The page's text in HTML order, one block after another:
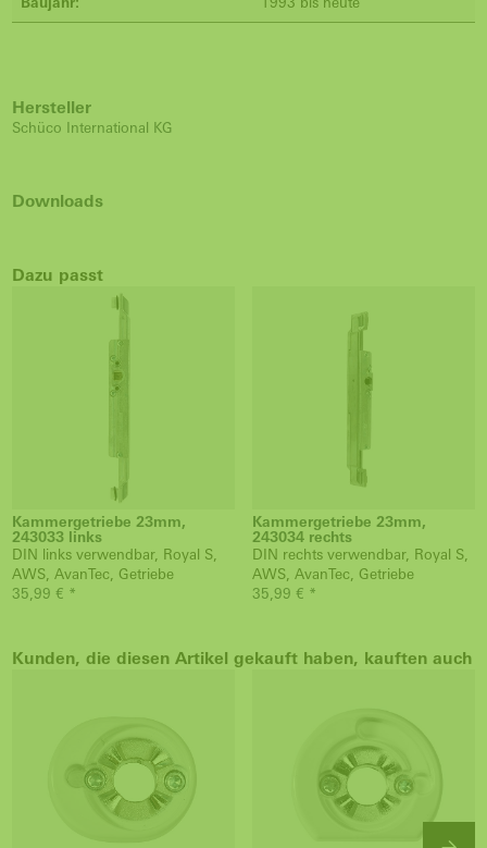
Hersteller
Schüco International KG
Downloads
Dazu passt
Kammergetriebe 23mm,
243033 links
DIN links verwendbar, Royal S,
AWS, AvanTec, Getriebe
35,99 € *
Kammergetriebe 23mm,
243034 rechts
DIN rechts verwendbar, Royal S,
AWS, AvanTec, Getriebe
35,99 € *
Kunden, die diesen Artikel gekauft haben, kauften auch